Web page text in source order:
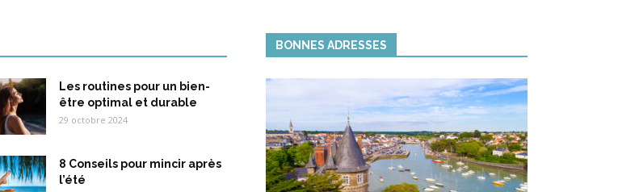
Les routines pour un bien-
être optimal et durable
29 octobre 2024
8 Conseils pour mincir après
l’été
BONNES ADRESSES